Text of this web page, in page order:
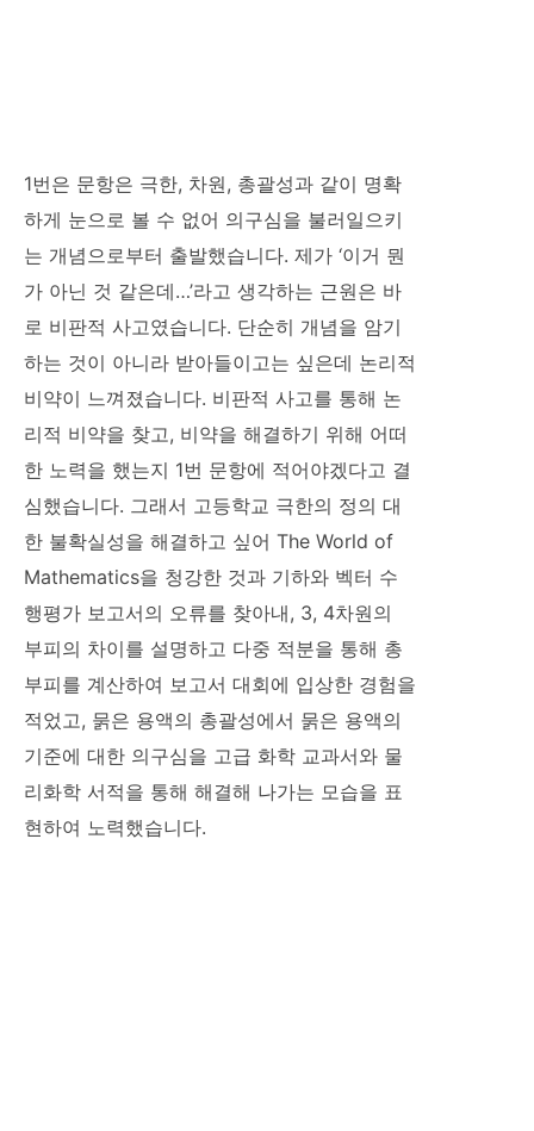
1번은 문항은 극한, 차원, 총괄성과 같이 명확
하게 눈으로 볼 수 없어 의구심을 불러일으키
는 개념으로부터 출발했습니다. 제가 ‘이거 뭔
가 아닌 것 같은데…’라고 생각하는 근원은 바
로 비판적 사고였습니다. 단순히 개념을 암기
하는 것이 아니라 받아들이고는 싶은데 논리적
비약이 느껴졌습니다. 비판적 사고를 통해 논
리적 비약을 찾고, 비약을 해결하기 위해 어떠
한 노력을 했는지 1번 문항에 적어야겠다고 결
심했습니다. 그래서 고등학교 극한의 정의 대
한 불확실성을 해결하고 싶어 The World of
Mathematics을 청강한 것과 기하와 벡터 수
행평가 보고서의 오류를 찾아내, 3, 4차원의
부피의 차이를 설명하고 다중 적분을 통해 총
부피를 계산하여 보고서 대회에 입상한 경험을
적었고, 묽은 용액의 총괄성에서 묽은 용액의
기준에 대한 의구심을 고급 화학 교과서와 물
리화학 서적을 통해 해결해 나가는 모습을 표
현하여 노력했습니다.